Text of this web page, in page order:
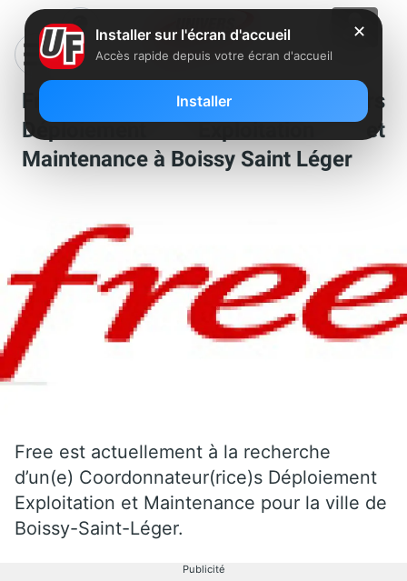
Free recherche un Coordonnateurs
Déploiement Exploitation et
Maintenance à Boissy Saint Léger
Free est actuellement à la recherche
d’un(e) Coordonnateur(rice)s Déploiement
Exploitation et Maintenance pour la ville de
Boissy-Saint-Léger.
Publicité
✕
Installer sur l'écran d'accueil
Accès rapide depuis votre écran d'accueil
Installer